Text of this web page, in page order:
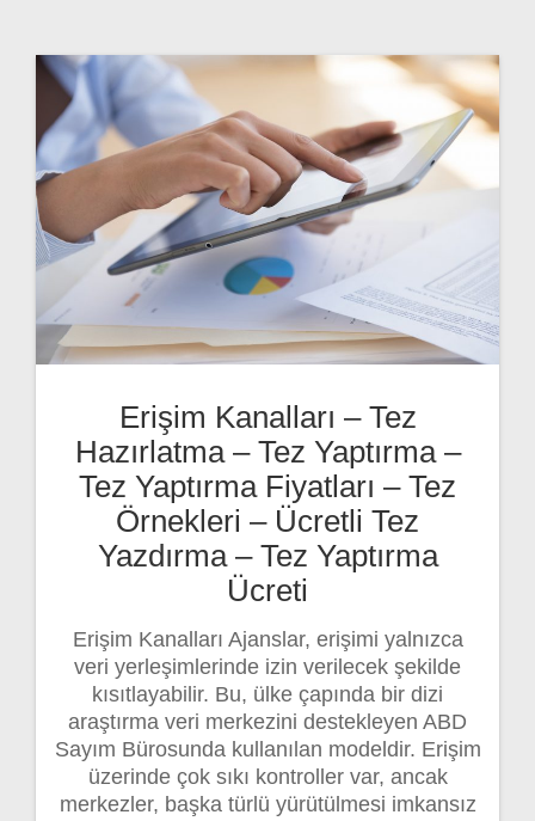
Erişim Kanalları – Tez
Hazırlatma – Tez Yaptırma –
Tez Yaptırma Fiyatları – Tez
Örnekleri – Ücretli Tez
Yazdırma – Tez Yaptırma
Ücreti
Erişim Kanalları Ajanslar, erişimi yalnızca
veri yerleşimlerinde izin verilecek şekilde
kısıtlayabilir. Bu, ülke çapında bir dizi
araştırma veri merkezini destekleyen ABD
Sayım Bürosunda kullanılan modeldir. Erişim
üzerinde çok sıkı kontroller var, ancak
merkezler, başka türlü yürütülmesi imkansız